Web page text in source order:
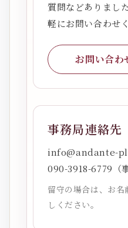
質問などありまし
軽にお問い合わせ
お問い合わ
事務局連絡先
info@andante-
090-3918-6779（
留守の場合は、お
しください。